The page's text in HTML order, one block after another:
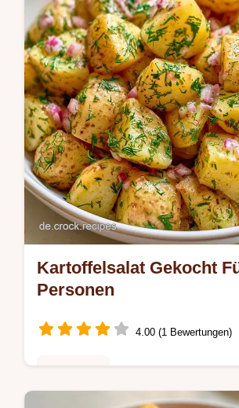
ideal für alle Beilagen-Fans.
Kartoffelsalat Gekocht
Personen
4.00 (1 Bewertungen)